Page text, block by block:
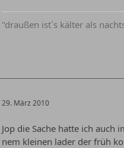
"draußen ist´s kälter als
29. März 2010
Jop die Sache hatte ich
nem kleinen lader der früh